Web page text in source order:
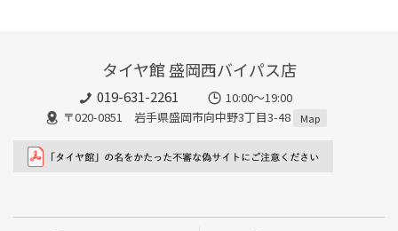
タイヤ館 盛岡西バイパス店
019-631-2261
10:00～19:00
〒020-0851 岩手県盛岡市向中野3丁目3-48
Map